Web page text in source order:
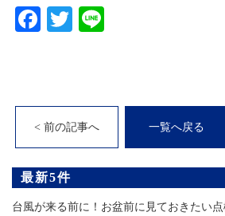
Facebook
Twitter
< 前の記事へ 一覧へ戻る
最新5件
台風が来る前に！お盆前に見ておきたい点